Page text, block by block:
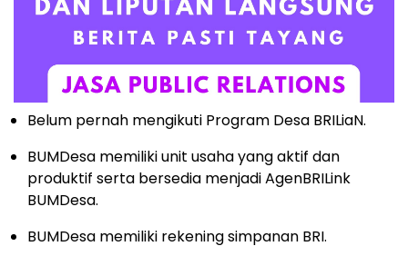
Belum pernah mengikuti Program Desa BRILiaN.
BUMDesa memiliki unit usaha yang aktif dan
produktif serta bersedia menjadi AgenBRILink
BUMDesa.
BUMDesa memiliki rekening simpanan BRI.